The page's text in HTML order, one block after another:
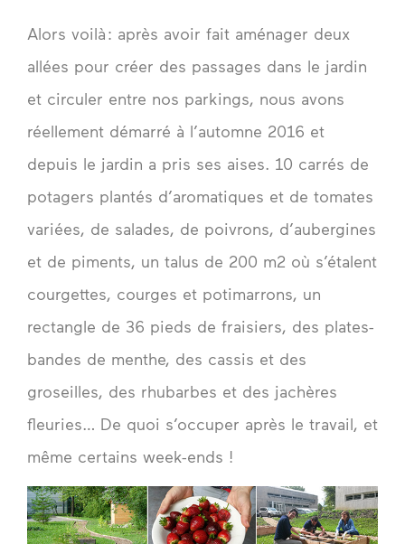
Alors voilà : après avoir fait aménager deux
allées pour créer des passages dans le jardin
et circuler entre nos parkings, nous avons
réellement démarré à l’automne 2016 et
depuis le jardin a pris ses aises. 10 carrés de
potagers plantés d’aromatiques et de tomates
variées, de salades, de poivrons, d’aubergines
et de piments, un talus de 200 m2 où s’étalent
courgettes, courges et potimarrons, un
rectangle de 36 pieds de fraisiers, des plates-
bandes de menthe, des cassis et des
groseilles, des rhubarbes et des jachères
fleuries… De quoi s’occuper après le travail, et
même certains week-ends !